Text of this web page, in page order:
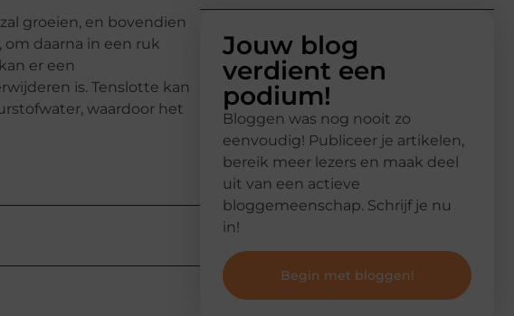
groeien, en bovendien
daarna in een ruk
er een
is. Tenslotte kan
waardoor het
Jouw blog
verdient een
podium!
Bloggen was nog nooit zo
eenvoudig! Publiceer je artikelen,
bereik meer lezers en maak deel
uit van een actieve
bloggemeenschap. Schrijf je nu
in!
Begin met bloggen!